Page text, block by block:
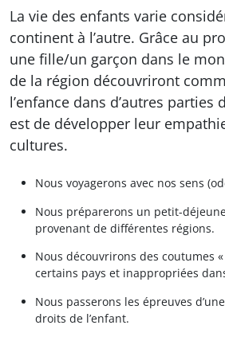
La vie des enfants varie
continent à l’autre. Grâce au
une fille/un garçon dans le
de la région découvriront
l’enfance dans d’autres parties
est de développer leur
cultures.
Nous voyagerons avec nos sens
Nous préparerons un petit-
provenant de différentes régions.
Nous découvrirons des coutumes
certains pays et inappropriées
Nous passerons les épreuves
droits de l’enfant.